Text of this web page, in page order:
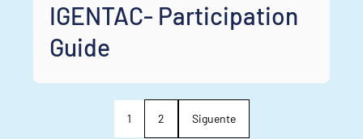
IGENTAC- Participation
Guide
1 2 Siguente